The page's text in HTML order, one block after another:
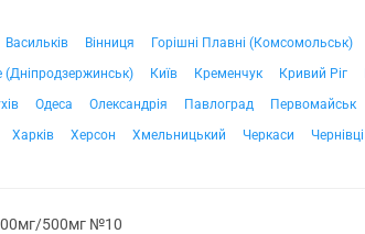
Васильків Вінниця Горішні Плавні (Комсомольськ)
(Дніпродзержинськ) Київ Кременчук Кривий Ріг
Одеса Олександрія Павлоград Первомайськ
Харків Херсон Хмельницький Черкаси Чернівці
500мг №10